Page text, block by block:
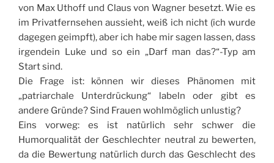
von Max Uthoff und Claus von Wagner besetzt. Wie es
im Privatfernsehen aussieht, weiß ich nicht (ich wurde
dagegen geimpft), aber ich habe mir sagen lassen, dass
irgendein Luke und so ein „Darf man das?“-Typ am
Start sind.
Die Frage ist: können wir dieses Phänomen mit
„patriarchale Unterdrückung“ labeln oder gibt es
andere Gründe? Sind Frauen wohlmöglich unlustig?
Eins vorweg: es ist natürlich sehr schwer die
Humorqualität der Geschlechter neutral zu bewerten,
da die Bewertung natürlich durch das Geschlecht des